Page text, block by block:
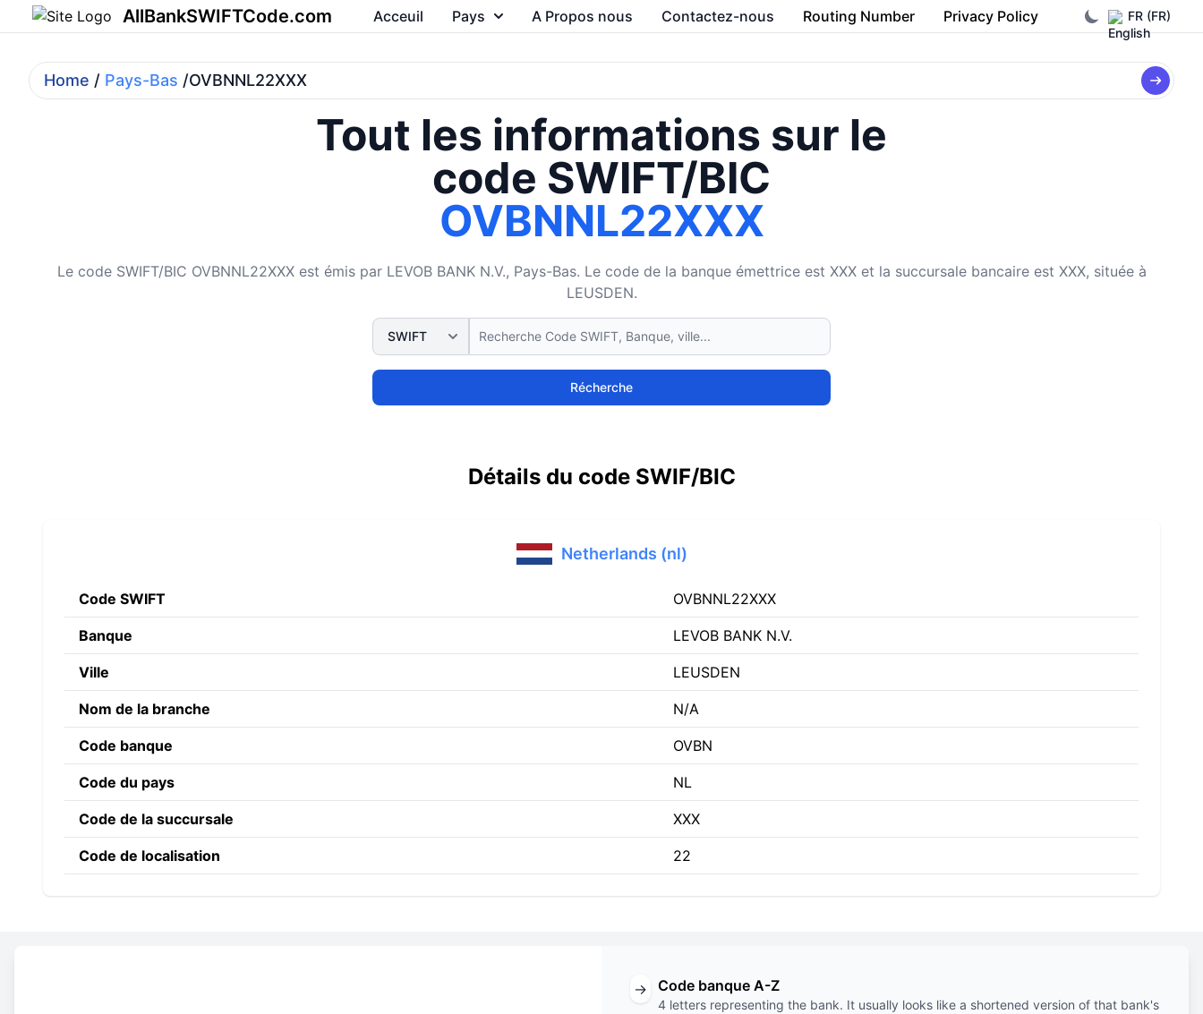
AllBankSWIFTCode.com FR (FR)
Acceuil Pays A Propos nous Contactez-nous Routing Number Privacy Policy
Home / Pays-Bas /OVBNNL22XXX
Tout les informations sur le
code SWIFT/BIC
OVBNNL22XXX
Le code SWIFT/BIC OVBNNL22XXX est émis par LEVOB BANK N.V., Pays-Bas. Le code de la banque émettrice est XXX et la succursale bancaire est XXX, située à
LEUSDEN.
Récherche
Détails du code SWIF/BIC
Netherlands (nl)
Code SWIFT OVBNNL22XXX
Banque LEVOB BANK N.V.
Ville LEUSDEN
Nom de la branche N/A
Code banque OVBN
Code du pays NL
Code de la succursale XXX
Code de localisation 22
→ Code banque A-Z
4 letters representing the bank. It usually looks like a shortened version of that bank's